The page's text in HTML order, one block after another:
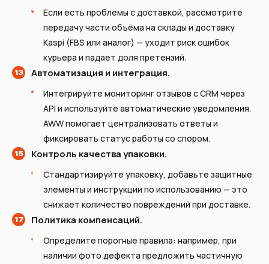
Если есть проблемы с доставкой, рассмотрите
передачу части объёма на склады и доставку
Kaspi (FBS или аналог) — уходит риск ошибок
курьера и падает доля претензий.
Автоматизация и интеграция.
Интегрируйте мониторинг отзывов с CRM через
API и используйте автоматические уведомления.
AWW помогает централизовать ответы и
фиксировать статус работы со спором.
Контроль качества упаковки.
Стандартизируйте упаковку, добавьте защитные
элементы и инструкции по использованию — это
снижает количество повреждений при доставке.
Политика компенсаций.
Определите порогные правила: например, при
наличии фото дефекта предложить частичную